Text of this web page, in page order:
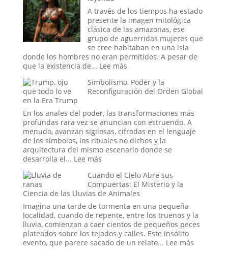
Hora
del
Apocalipsis
y
el
Proyecto
Stargate:
¿La
Última
Frontera
la
Psique
el
Sueño
de
un
Espía?
A través de los tiempos ha estado
presente la imagen mitológica
clásica de las amazonas, ese
grupo de aguerridas mujeres que
se cree habitaban en una isla
donde los hombres no eran permitidos. A pesar de
que la existencia de... Lee más:
Guerreras
Amazonas:
leyenda
Simbolismo, Poder y la
Reconfiguración del Orden Global
en la Era Trump
En los anales del poder, las transformaciones más
profundas rara vez se anuncian con estruendo. A
menudo, avanzan sigilosas, cifradas en el lenguaje
de los símbolos, los rituales no dichos y la
arquitectura del mismo escenario donde se
desarrolla el... Lee más:
Poder
y
la
Reconfiguración
del
Orden
Global
en
Cuando el Cielo Abre sus
Compuertas: El Misterio y la
Ciencia de las Lluvias de Animales
Imagina una tarde de tormenta en una pequeña
localidad, cuando de repente, entre los truenos y la
lluvia, comienzan a caer cientos de pequeños peces
plateados sobre los tejados y calles. Este insólito
evento, que parece sacado de un relato... Lee más: